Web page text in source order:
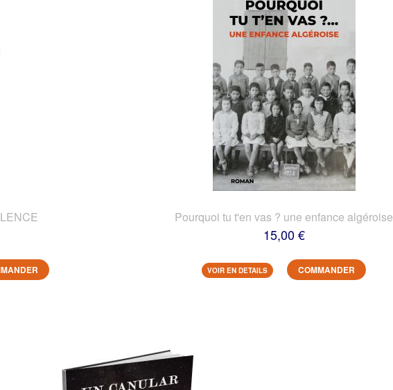
Pourquoi tu t'en vas ? une enfance algéroise
15,00 €
VOIR EN DETAILS COMMANDER